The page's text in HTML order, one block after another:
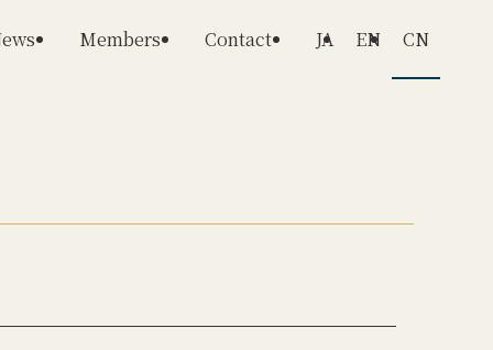
Members Contact JA EN CN